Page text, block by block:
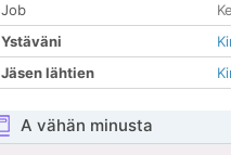
Job
Ystäväni
Jäsen lähtien
A vähän minusta